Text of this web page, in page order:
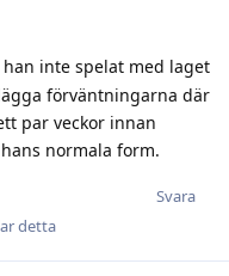
inte spelat med laget
förväntningarna där
par veckor innan
normala form.
Svara
detta